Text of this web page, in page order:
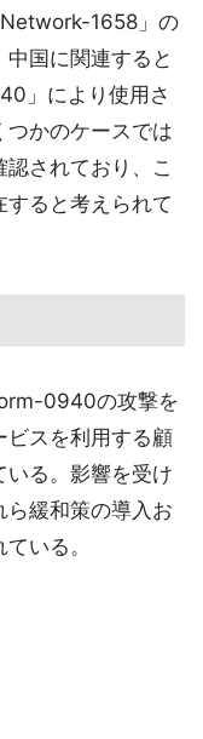
1658」の
国に関連すると
」により使用さ
かのケースでは
されており、こ
ると考えられて
0940の攻撃を
ビスを利用する顧
る。影響を受け
ら緩和策の導入お
いる。